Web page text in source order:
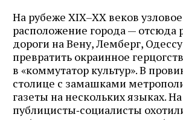
На рубеже XIX–XX веков узловое
расположение города — отсюда
дороги на Вену, Лемберг,
превратить окраинное
в «коммутатор культур». В
столице с замашками
газеты на нескольких языках.
публицисты‑социалисты